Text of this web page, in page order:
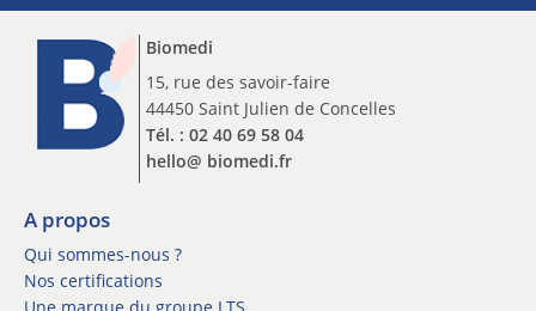
t
e
l
t
t
Biomedi
15, rue des savoir-faire
44450 Saint Julien de Concelles
Tél. : 02 40 69 58 04
hello@ biomedi.fr
A propos
Qui sommes-nous ?
Nos certifications